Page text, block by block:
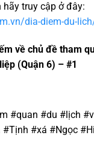
hãy truy cập ở đây:
dia-diem-du-
về chủ đề tham
(Quận 6) – #1
#quan #du #lịch
#xá #Ngọc